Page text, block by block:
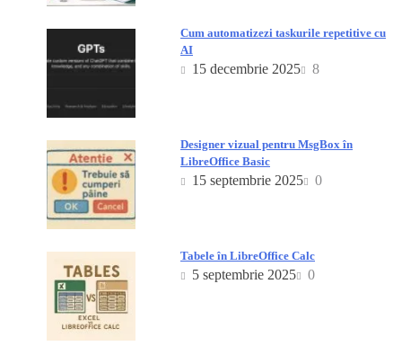
Cum automatizezi taskurile repetitive cu
AI
15 decembrie 2025 8
Designer vizual pentru MsgBox în
LibreOffice Basic
15 septembrie 2025 0
Tabele în LibreOffice Calc
5 septembrie 2025 0